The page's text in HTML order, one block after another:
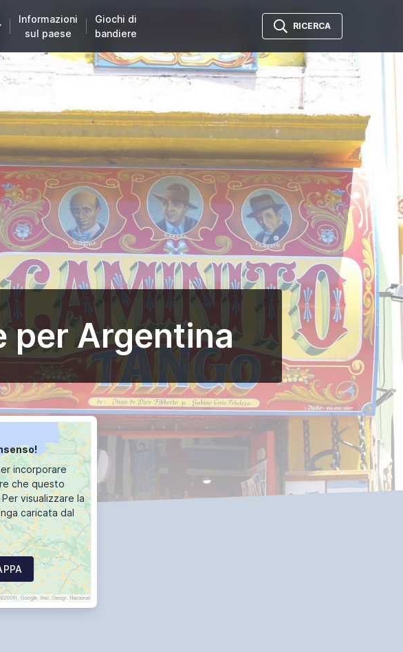
Informazioni
sul paese
Giochi di
bandiere
RICERCA
per Argentina
incorporare
che questo
visualizzare la
caricata dal